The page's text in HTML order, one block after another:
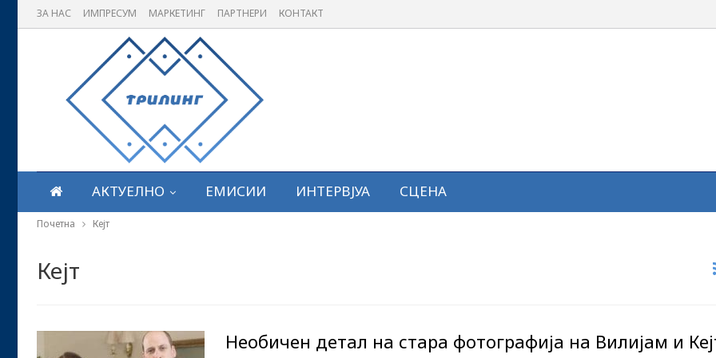
ЗА НАС ИМПРЕСУМ МАРКЕТИНГ ПАРТНЕРИ КОНТАКТ
АКТУЕЛНО ЕМИСИИ ИНТЕРВЈУА СЦЕНА
Почетна Кејт
Кејт
Необичен детал на стара фотографија на Вилијам и